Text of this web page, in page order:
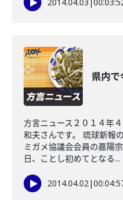
県内
方言ニュース２０１４年
和夫さんです。 琉球新報
ミガメ協議会会員の嘉陽
日、ことし初めてとなる...
2014.04.02|